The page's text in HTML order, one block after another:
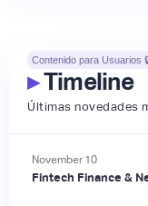
Contenido para Usuarios
▸Timeline
Últimas novedades
November 10
Fintech Finance &